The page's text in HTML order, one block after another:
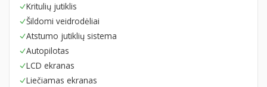
Kritulių jutiklis
Šildomi veidrodėliai
Atstumo jutiklių sistema
Autopilotas
LCD ekranas
Liečiamas ekranas